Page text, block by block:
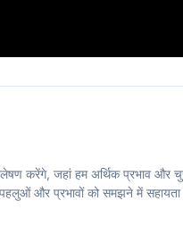
जहां हम अर्थिक प्रभाव और
और प्रभावों को समझने में सहायता